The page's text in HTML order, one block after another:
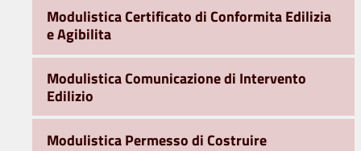
Modulistica Certificato di Conformita Edilizia
e Agibilita
Modulistica Comunicazione di Intervento
Edilizio
Modulistica Permesso di Costruire